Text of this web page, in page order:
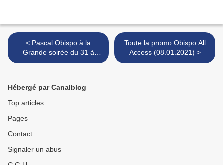
< Pascal Obispo à la
Grande soirée du 31 à
Versailles
Toute la promo Obispo All
Access (08.01.2021) >
Hébergé par Canalblog
Top articles
Pages
Contact
Signaler un abus